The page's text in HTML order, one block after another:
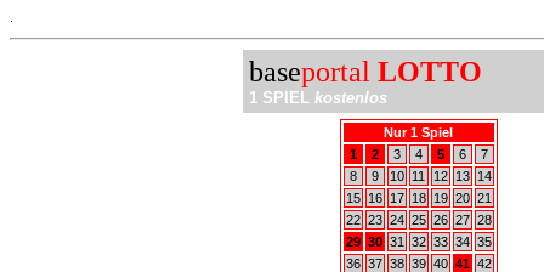
baseportal LOTTO
1 SPIEL kostenlos
Nur 1 Spiel
1
2 3 4 5 6
7
8
9 10 11 12 13
14
15
16 17 18 19 20 21
22 23 24 25 26 27 28
29 30 31 32 33 34 35
36 37 38 39 40 41 42